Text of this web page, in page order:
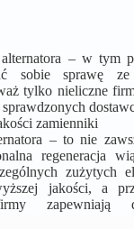
– w tym
sobie sprawę ze
tylko nieliczne
zamienniki
– to nie
regeneracja
zużytych
jakości, a
zapewniają